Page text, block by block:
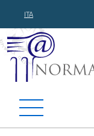
ITA